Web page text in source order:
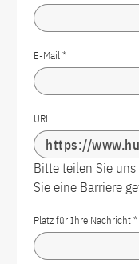
E-Mail*
URL
Bitte teilen Sie
Sie eine Barriere
Platz für Ihre Nachricht*